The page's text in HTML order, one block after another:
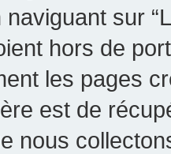
sur
hors de
les pages
est de
nous